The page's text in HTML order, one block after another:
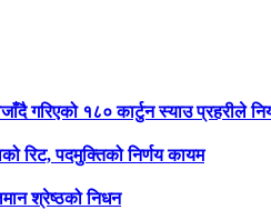
गरिएको १८० कार्टुन स्याउ प्रहरीले
रिट, पदमुक्तिको निर्णय कायम
श्रेष्ठको निधन